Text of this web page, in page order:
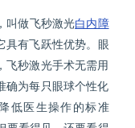
叫做飞秒激光白内障
具有飞跃性优势。眼
飞秒激光手术无需用
确为每只眼球个性化
低医生操作的标准